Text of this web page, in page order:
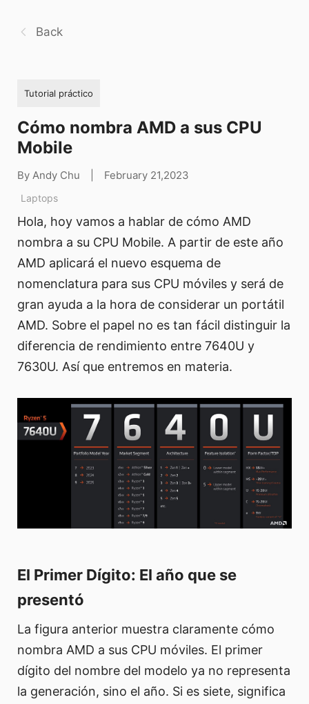
Back
Tutorial práctico
Cómo nombra AMD a sus CPU
Mobile
By Andy Chu February 21,2023
Laptops
Hola, hoy vamos a hablar de cómo AMD
nombra a su CPU Mobile. A partir de este año
AMD aplicará el nuevo esquema de
nomenclatura para sus CPU móviles y será de
gran ayuda a la hora de considerar un portátil
AMD. Sobre el papel no es tan fácil distinguir la
diferencia de rendimiento entre 7640U y
7630U. Así que entremos en materia.
El Primer Dígito: El año que se
presentó
La figura anterior muestra claramente cómo
nombra AMD a sus CPU móviles. El primer
dígito del nombre del modelo ya no representa
la generación, sino el año. Si es siete, significa